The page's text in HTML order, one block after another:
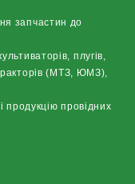
запчастин до
плугів,
(МТЗ, ЮМЗ),
продукцію провідних